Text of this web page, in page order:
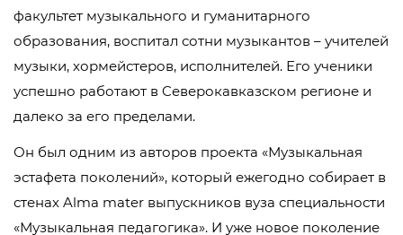
факультет музыкального и гуманитарного
образования, воспитал сотни музыкантов – учителей
музыки, хормейстеров, исполнителей. Его ученики
успешно работают в Cеверокавказском регионе и
далеко за его пределами.
Он был одним из авторов проекта «Музыкальная
эстафета поколений», который ежегодно собирает в
стенах Alma mater выпускников вуза специальности
«Музыкальная педагогика». И уже новое поколение